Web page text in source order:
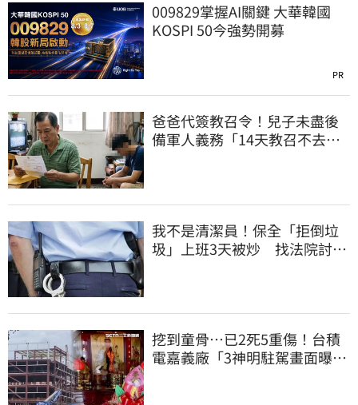
009829掌握AI關鍵 大華韓國
KOSPI 50今強勢開募
PR
爸爸代簽教召令！兒子未盡後
備軍人義務「14天教召不去」
我不是清潔員！保全「拒倒垃
圾」上班3天被炒 找法院討公
挖到童骨…已2死5重傷！台積
電嘉義廠「3神明駐駕畫面曝